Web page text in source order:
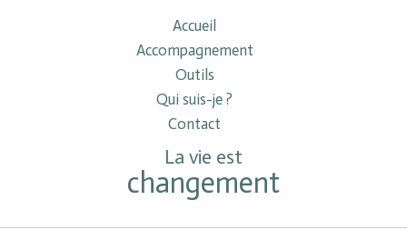
Accueil
Accompagnement
Outils
Qui suis-je ?
Contact
La vie est
changement